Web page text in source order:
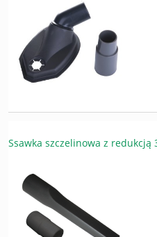
Ssawka szczelinowa z redukcją